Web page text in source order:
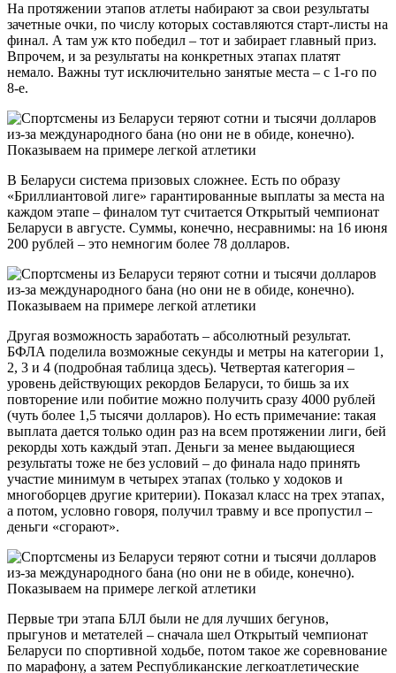
На протяжении этапов атлеты набирают за свои результаты
зачетные очки, по числу которых составляются старт-листы на
финал. А там уж кто победил – тот и забирает главный приз.
Впрочем, и за результаты на конкретных этапах платят
немало. Важны тут исключительно занятые места – с 1-го по
8-е.
В Беларуси система призовых сложнее. Есть по образу
«Бриллиантовой лиге» гарантированные выплаты за места на
каждом этапе – финалом тут считается Открытый чемпионат
Беларуси в августе. Суммы, конечно, несравнимы: на 16 июня
200 рублей – это немногим более 78 долларов.
Другая возможность заработать – абсолютный результат.
БФЛА поделила возможные секунды и метры на категории 1,
2, 3 и 4 (подробная таблица здесь). Четвертая категория –
уровень действующих рекордов Беларуси, то бишь за их
повторение или побитие можно получить сразу 4000 рублей
(чуть более 1,5 тысячи долларов). Но есть примечание: такая
выплата дается только один раз на всем протяжении лиги, бей
рекорды хоть каждый этап. Деньги за менее выдающиеся
результаты тоже не без условий – до финала надо принять
участие минимум в четырех этапах (только у ходоков и
многоборцев другие критерии). Показал класс на трех этапах,
а потом, условно говоря, получил травму и все пропустил –
деньги «сгорают».
Первые три этапа БЛЛ были не для лучших бегунов,
прыгунов и метателей – сначала шел Открытый чемпионат
Беларуси по спортивной ходьбе, потом такое же соревнование
по марафону, а затем Республиканские легкоатлетические